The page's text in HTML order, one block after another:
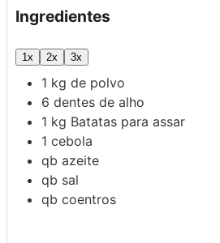
Ingredientes
1x 2x 3x
1 kg de polvo
6 dentes de alho
1 kg Batatas para assar
1 cebola
qb azeite
qb sal
qb coentros